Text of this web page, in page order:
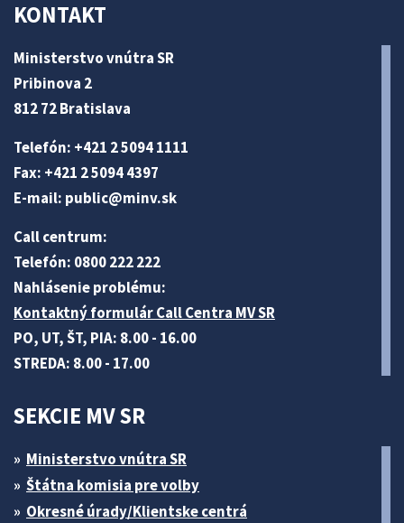
KONTAKT
Ministerstvo vnútra SR
Pribinova 2
812 72 Bratislava
Telefón: +421 2 5094 1111
Fax: +421 2 5094 4397
E-mail: public@minv.sk
Call centrum:
Telefón: 0800 222 222
Nahlásenie problému:
Kontaktný formulár Call Centra MV SR
PO, UT, ŠT, PIA: 8.00 - 16.00
STREDA: 8.00 - 17.00
SEKCIE MV SR
Ministerstvo vnútra SR
Štátna komisia pre volby
Okresné úrady/Klientske centrá